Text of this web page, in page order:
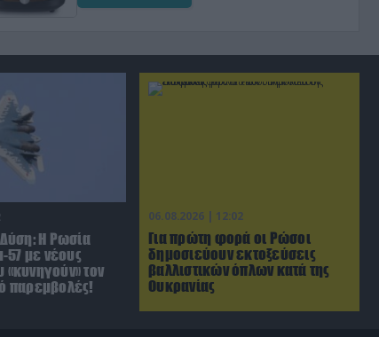
06.08.2026 | 12:02
Για πρώτη φορά οι Ρώσοι
δημοσιεύουν εκτοξεύσεις
βαλλιστικών όπλων κατά της
Ουκρανίας
H Ρωσία
57 με νέους
τον
παρεμβολές!